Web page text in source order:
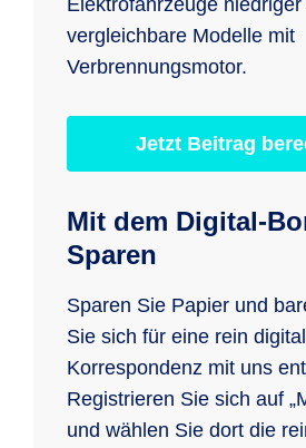
vergleichbare Modelle mit
Verbrennungsmotor.
Jetzt Beitrag
Mit dem Digital-
Sparen
Sparen Sie Papier und
Sie sich für eine rein
Korrespondenz mit uns
Registrieren Sie sich auf
und wählen Sie dort die